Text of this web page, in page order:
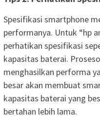
Spesifikasi smartphone
performanya. Untuk “hp
perhatikan spesifikasi
kapasitas baterai.
menghasilkan performa
besar akan membuat
kapasitas baterai yang
bertahan lebih lama.